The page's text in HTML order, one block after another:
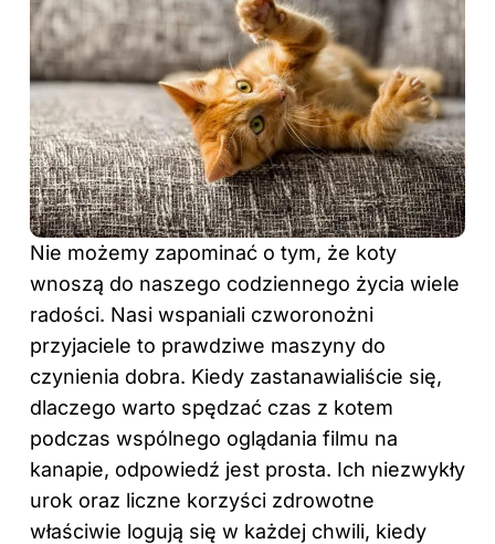
Nie możemy zapominać o tym, że koty
wnoszą do naszego codziennego życia wiele
radości. Nasi wspaniali czworonożni
przyjaciele to prawdziwe maszyny do
czynienia dobra. Kiedy zastanawialiście się,
dlaczego warto spędzać czas z kotem
podczas wspólnego oglądania filmu na
kanapie, odpowiedź jest prosta. Ich niezwykły
urok oraz liczne korzyści zdrowotne
właściwie logują się w każdej chwili, kiedy